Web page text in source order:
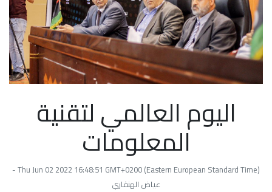
اليوم العالمي لتقنية
المعلومات
Thu Jun 02 2022 16:48:51 GMT+0200 (Eastern European Standard Time) -
عياض الهنقاري